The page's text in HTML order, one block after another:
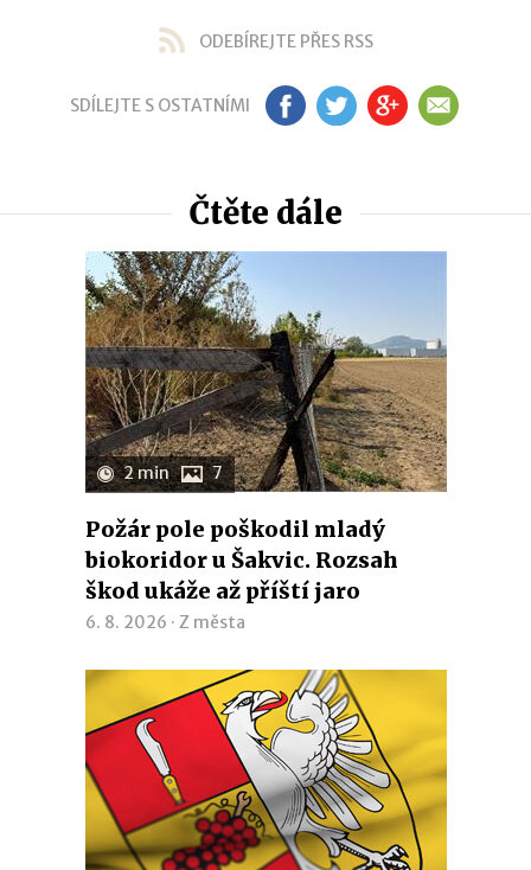
ODEBÍREJTE PŘES RSS
SDÍLEJTE S OSTATNÍMI FB TW GP EM
Čtěte dále
2 min 7
Požár pole poškodil mladý
biokoridor u Šakvic. Rozsah
škod ukáže až příští jaro
6. 8. 2026 · Z města